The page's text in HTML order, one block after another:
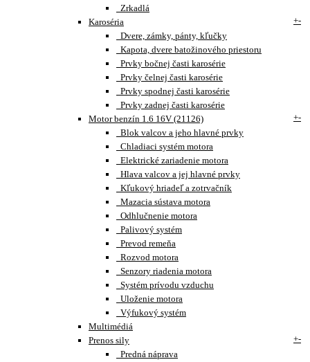
Zrkadlá
Karoséria
+-
Dvere, zámky, pánty, kľučky
Kapota, dvere batožinového priestoru
Prvky bočnej časti karosérie
Prvky čelnej časti karosérie
Prvky spodnej časti karosérie
Prvky zadnej časti karosérie
Motor benzín 1.6 16V (21126)
+-
Blok valcov a jeho hlavné prvky
Chladiaci systém motora
Elektrické zariadenie motora
Hlava valcov a jej hlavné prvky
Kľukový hriadeľ a zotrvačník
Mazacia sústava motora
Odhlučnenie motora
Palivový systém
Prevod remeňa
Rozvod motora
Senzory riadenia motora
Systém prívodu vzduchu
Uloženie motora
Výfukový systém
Multimédiá
Prenos sily
+-
Predná náprava